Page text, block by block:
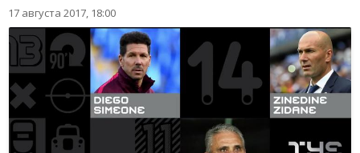
17 августа 2017, 18:00